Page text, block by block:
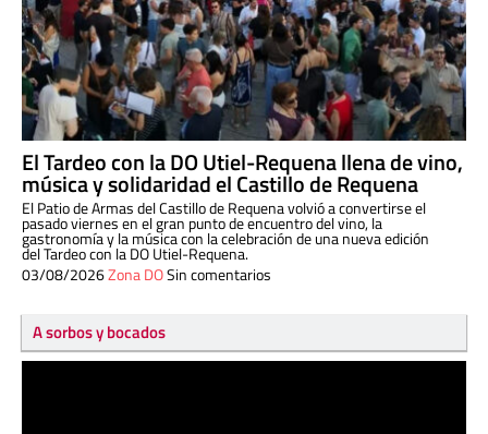
El Tardeo con la DO Utiel-Requena llena de vino,
música y solidaridad el Castillo de Requena
El Patio de Armas del Castillo de Requena volvió a convertirse el
pasado viernes en el gran punto de encuentro del vino, la
gastronomía y la música con la celebración de una nueva edición
del Tardeo con la DO Utiel-Requena.
03/08/2026Zona DOSin comentarios
A sorbos y bocados